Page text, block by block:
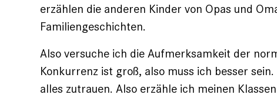
erzählen die anderen Kinder von Opas und
Familiengeschichten.
Also versuche ich die Aufmerksamkeit der
Konkurrenz ist groß, also muss ich besser
alles zutrauen. Also er­zähle ich meinen